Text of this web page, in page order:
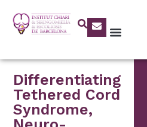
Differentiating
Tethered Cord
Syndrome,